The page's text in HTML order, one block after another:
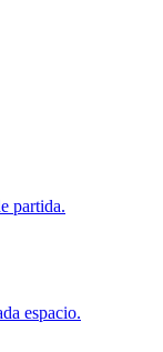
partida.
espacio.